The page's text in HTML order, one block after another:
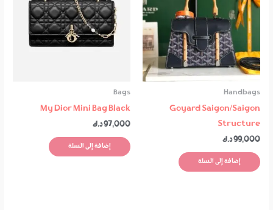
Handbags
Goyard Saigon/Saigon
Structure
99,000د.ك
إضافة إلى السلة
Bags
My Dior Mini Bag Black
97,000د.ك
إضافة إلى السلة